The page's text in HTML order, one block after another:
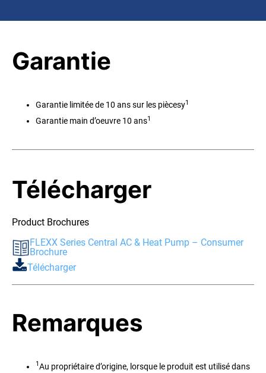
Garantie
Garantie limitée de 10 ans sur les piècesy1
Garantie main d’oeuvre 10 ans1
Télécharger
Product Brochures
FLEXX Series Central AC & Heat Pump – Consumer
Brochure
Télécharger
Remarques
1Au propriétaire d’origine, lorsque le produit est utilisé dans